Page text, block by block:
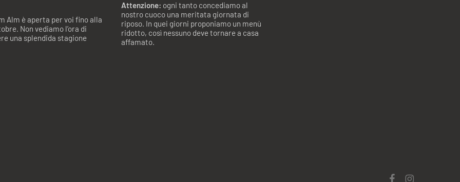
Alm è aperta per voi fino alla
Non vediamo l’ora di
una splendida stagione
Attenzione: ogni tanto concediamo al
nostro cuoco una meritata giornata di
riposo. In quei giorni proponiamo un menù
ridotto, così nessuno deve tornare a casa
affamato.
facebookinstagram